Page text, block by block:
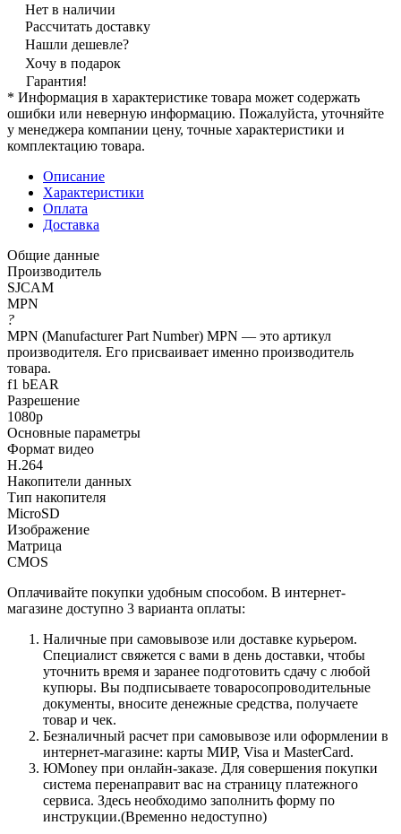
Нет в наличии
Рассчитать доставку
Нашли дешевле?
Хочу в подарок
Гарантия!
* Информация в характеристике товара может содержать
ошибки или неверную информацию. Пожалуйста, уточняйте
у менеджера компании цену, точные характеристики и
комплектацию товара.
Описание
Характеристики
Оплата
Доставка
Общие данные
Производитель
SJCAM
MPN
?
MPN (Manufacturer Part Number) MPN — это артикул
производителя. Его присваивает именно производитель
товара.
f1 bEAR
Разрешение
1080p
Основные параметры
Формат видео
H.264
Накопители данных
Тип накопителя
MicroSD
Изображение
Матрица
CMOS
Оплачивайте покупки удобным способом. В интернет-
магазине доступно 3 варианта оплаты:
Наличные при самовывозе или доставке курьером.
Специалист свяжется с вами в день доставки, чтобы
уточнить время и заранее подготовить сдачу с любой
купюры. Вы подписываете товаросопроводительные
документы, вносите денежные средства, получаете
товар и чек.
Безналичный расчет при самовывозе или оформлении в
интернет-магазине: карты МИР, Visa и MasterCard.
ЮMoney при онлайн-заказе. Для совершения покупки
система перенаправит вас на страницу платежного
сервиса. Здесь необходимо заполнить форму по
инструкции.(Временно недоступно)